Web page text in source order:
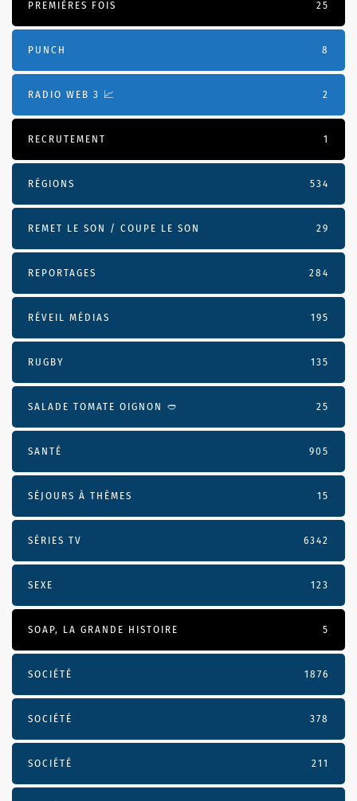
PREMIÈRES FOIS 25
PUNCH 8
RADIO WEB 3 📈 2
RECRUTEMENT 1
RÉGIONS 534
REMET LE SON / COUPE LE SON 29
REPORTAGES 284
RÉVEIL MÉDIAS 195
RUGBY 135
SALADE TOMATE OIGNON 🥙 25
SANTÉ 905
SÉJOURS À THÈMES 15
SÉRIES TV 6342
SEXE 123
SOAP, LA GRANDE HISTOIRE 5
SOCIÉTÉ 1876
SOCIÉTÉ 378
SOCIÉTÉ 211